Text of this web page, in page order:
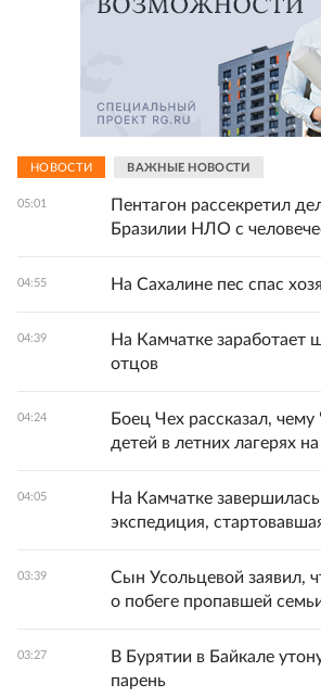
НОВОСТИ ВАЖНЫЕ НОВОСТИ
05:01
Пентагон рассекретил
Бразилии НЛО с
04:55 На Сахалине пес спас
04:39
На Камчатке заработает
отцов
04:24
Боец Чех рассказал,
детей в летних лагерях
04:05
На Камчатке
экспедиция,
03:39
Сын Усольцевой заявил,
о побеге пропавшей
03:27
В Бурятии в Байкале
парень